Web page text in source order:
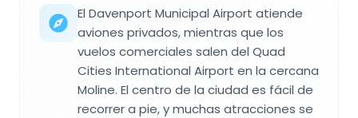
El Davenport Municipal Airport atiende
aviones privados, mientras que los
vuelos comerciales salen del Quad
Cities International Airport en la cercana
Moline. El centro de la ciudad es fácil de
recorrer a pie, y muchas atracciones se